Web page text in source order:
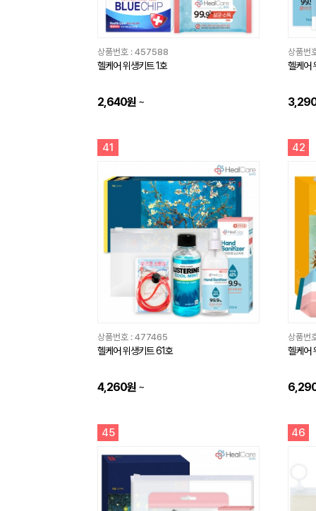
상품번호 : 457588
헬케어 위생키트 1호
2,640원 ~
상품번
헬케어
41
상품번호 : 477465
헬케어 위생키트 61호
4,260원 ~
42
상품번
헬케어
45 46